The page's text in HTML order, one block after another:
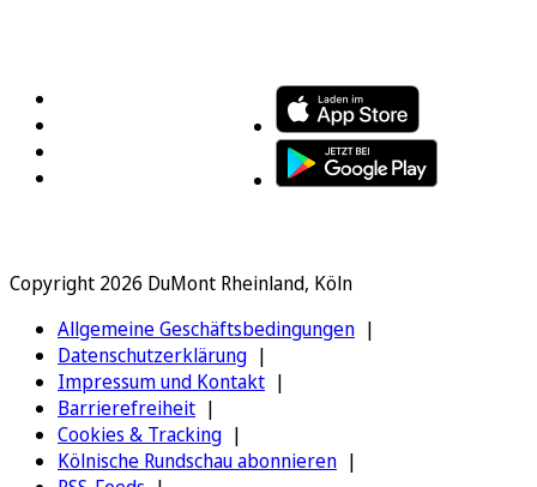
Copyright 2026 DuMont Rheinland, Köln
Allgemeine Geschäftsbedingungen
Datenschutzerklärung
Impressum und Kontakt
Barrierefreiheit
Cookies & Tracking
Kölnische Rundschau abonnieren